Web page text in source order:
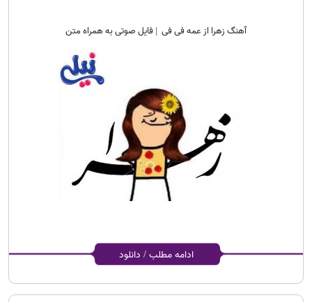
آهنگ زهرا از عمه فی فی | فایل صوتی به همراه متن
ادامه مطلب / دانلود